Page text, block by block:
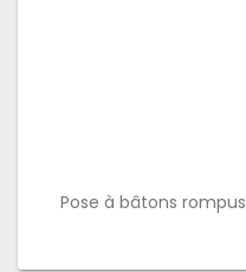
Pose à bâtons rompus